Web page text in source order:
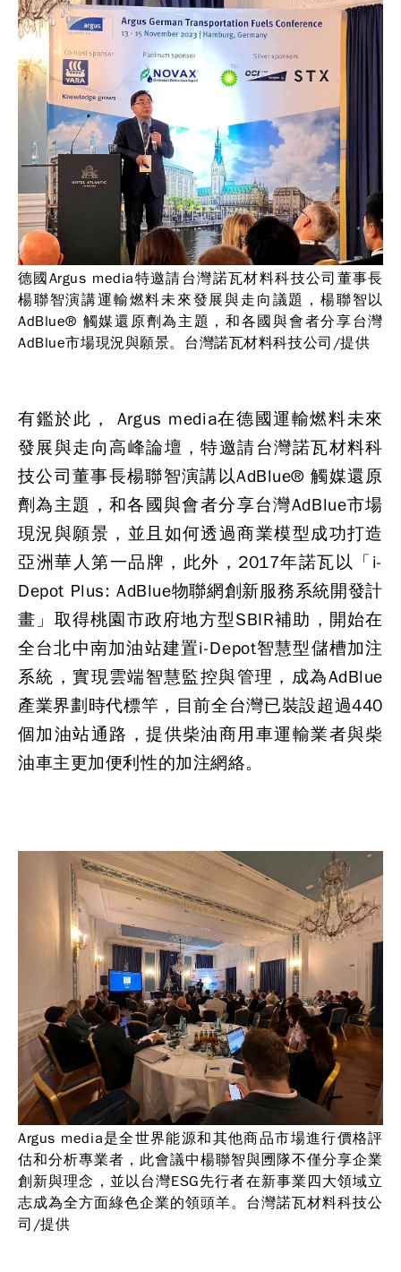
德國Argus media特邀請台灣諾瓦材料科技公司董事長
楊聯智演講運輸燃料未來發展與走向議題，楊聯智以
AdBlue® 觸媒還原劑為主題，和各國與會者分享台灣
AdBlue市場現況與願景。台灣諾瓦材料科技公司/提供
有鑑於此， Argus media在德國運輸燃料未來
發展與走向高峰論壇，特邀請台灣諾瓦材料科
技公司董事長楊聯智演講以AdBlue® 觸媒還原
劑為主題，和各國與會者分享台灣AdBlue市場
現況與願景，並且如何透過商業模型成功打造
亞洲華人第一品牌，此外，2017年諾瓦以「i-
Depot Plus: AdBlue物聯網創新服務系統開發計
畫」取得桃園市政府地方型SBIR補助，開始在
全台北中南加油站建置i-Depot智慧型儲槽加注
系統，實現雲端智慧監控與管理，成為AdBlue
產業界劃時代標竿，目前全台灣已裝設超過440
個加油站通路，提供柴油商用車運輸業者與柴
油車主更加便利性的加注網絡。
Argus media是全世界能源和其他商品市場進行價格評
估和分析專業者，此會議中楊聯智與圑隊不僅分享企業
創新與理念，並以台灣ESG先行者在新事業四大領域立
志成為全方面綠色企業的領頭羊。台灣諾瓦材料科技公
司/提供